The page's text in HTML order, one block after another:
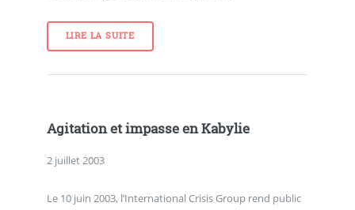
LIRE LA SUITE
Agitation et impasse en Kabylie
2 juillet 2003
Le 10 juin 2003, l’International Crisis Group rend public